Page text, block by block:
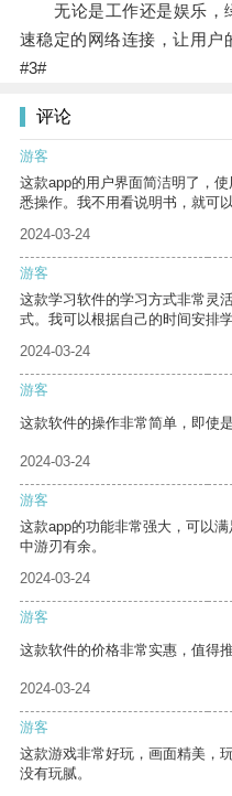
无论是工作还是娱乐，
速稳定的网络连接，让用户
#3#
评论
游客
这款app的用户界面简洁明了，
悉操作。我不用看说明书，就可
2024-03-24
游客
这款学习软件的学习方式非常灵
式。我可以根据自己的时间安排学
2024-03-24
游客
这款软件的操作非常简单，即使
2024-03-24
游客
这款app的功能非常强大，可以
中游刃有余。
2024-03-24
游客
这款软件的价格非常实惠，值得推
2024-03-24
游客
这款游戏非常好玩，画面精美，
没有玩腻。